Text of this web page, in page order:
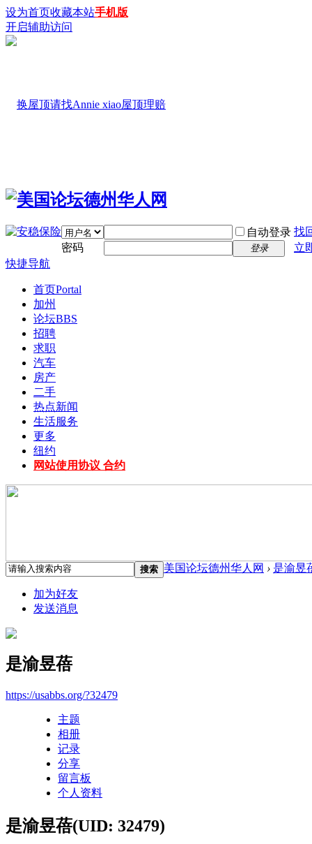
设为首页收藏本站手机版
开启辅助访问
自动登录 找
密码
登录
立
快捷导航
首页Portal
加州
论坛BBS
招聘
求职
汽车
房产
二手
热点新闻
生活服务
更多
纽约
网站使用协议 合约
搜索 美国论坛德州华人网 › 是渝昱
加为好友
发送消息
是渝昱蓓
https://usabbs.org/?32479
主题
相册
记录
分享
留言板
个人资料
是渝昱蓓(UID: 32479)